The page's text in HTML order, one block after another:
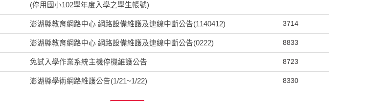
(停用國小102學年度入學之學生帳號)
澎湖縣教育網路中心 網路設備維護及連線中斷公告(1140412) 3714
澎湖縣教育網路中心 網路設備維護及連線中斷公告(0222) 8833
免試入學作業系統主機停機維護公告 8723
澎湖縣學術網路維護公告(1/21~1/22) 8330